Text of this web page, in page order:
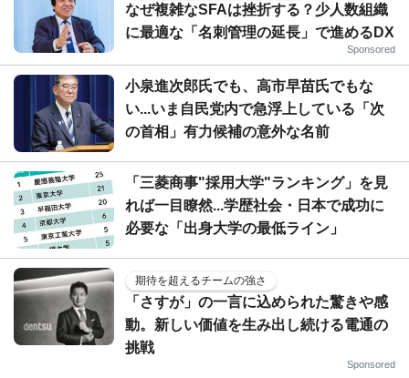
なぜ複雑なSFAは挫折する？少人数組織
に最適な「名刺管理の延長」で進めるDX
Sponsored
小泉進次郎氏でも、高市早苗氏でもな
い...いま自民党内で急浮上している「次
の首相」有力候補の意外な名前
「三菱商事"採用大学"ランキング」を見
れば一目瞭然...学歴社会・日本で成功に
必要な「出身大学の最低ライン」
期待を超えるチームの強さ
「さすが」の一言に込められた驚きや感
動。新しい価値を生み出し続ける電通の
挑戦
Sponsored